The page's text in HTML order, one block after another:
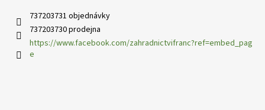
737203731 objednávky
737203730 prodejna
https://www.facebook.com/zahradnictvifranc?ref=embed_pag
e